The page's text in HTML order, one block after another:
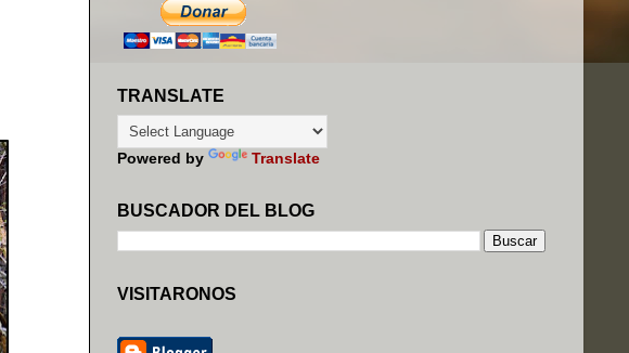
TRANSLATE
Powered by Translate
BUSCADOR DEL BLOG
VISITARONOS